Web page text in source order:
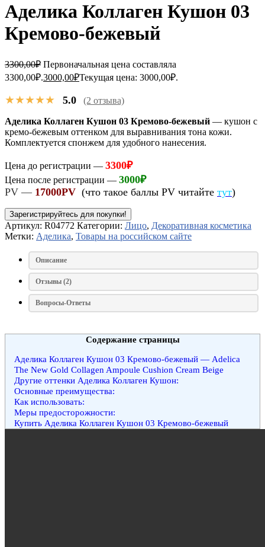
Аделика Коллаген Кушон 03
Кремово-бежевый
3300,00₽ Первоначальная цена составляла
3300,00₽.3000,00₽Текущая цена: 3000,00₽.
★★★★★ 5.0 (2 отзыва)
Аделика Коллаген Кушон 03 Кремово-бежевый — кушон с
кремо-бежевым оттенком для выравнивания тона кожи.
Комплектуется спонжем для удобного нанесения.
Цена до регистрации — 3300₽
Цена после регистрации — 3000₽
PV — 17000PV (что такое баллы PV читайте тут)
Зарегистрируйтесь для покупки!
Артикул: R04772 Категории: Лицо, Декоративная косметика
Метки: Аделика, Товары на российском сайте
Описание
Отзывы (2)
Вопросы-Ответы
Содержание страницы
Аделика Коллаген Кушон 03 Кремово-бежевый — Adelica
The New Gold Collagen Ampoule Cushion Cream Beige
Другие оттенки Аделика Коллаген Кушон:
Основные преимущества:
Как использовать:
Меры предосторожности:
Купить Аделика Коллаген Кушон 03 Кремово-бежевый